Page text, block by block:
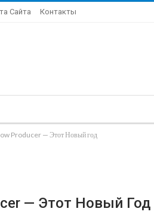
Сайта Контакты
Producer — Этот Новый год
— Этот Новый Год